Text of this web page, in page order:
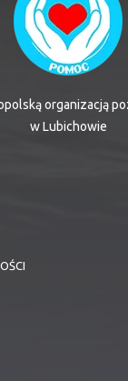
organizacją
w Lubichowie